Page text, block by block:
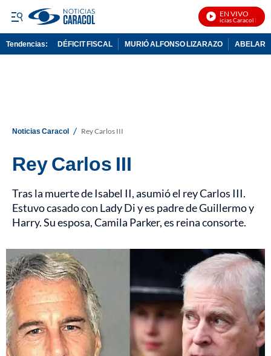
EN VIVO
Noticias Caracol En Vivo
Tendencias: DÉFICIT FISCAL MURIÓ ALFONSO LIZARAZO
Noticias Caracol / Rey Carlos III
Rey Carlos III
Tras la muerte de Isabel II, asumió el rey Carlos III.
Estuvo casado con Lady Di y es padre de Guillermo y
Harry. Su esposa, Camila Parker, es reina consorte.